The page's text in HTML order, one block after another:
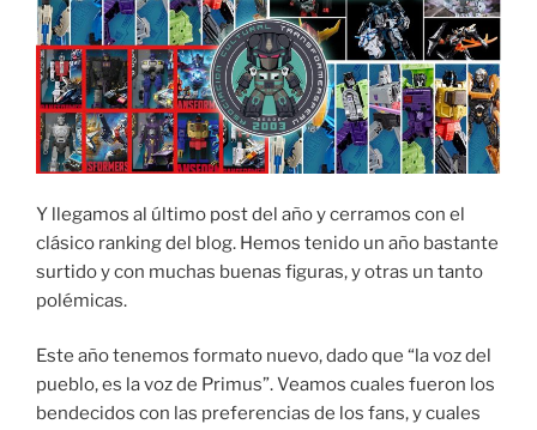
Y llegamos al último post del año y cerramos con el
clásico ranking del blog. Hemos tenido un año bastante
surtido y con muchas buenas figuras, y otras un tanto
polémicas.
Este año tenemos formato nuevo, dado que “la voz del
pueblo, es la voz de Primus”. Veamos cuales fueron los
bendecidos con las preferencias de los fans, y cuales